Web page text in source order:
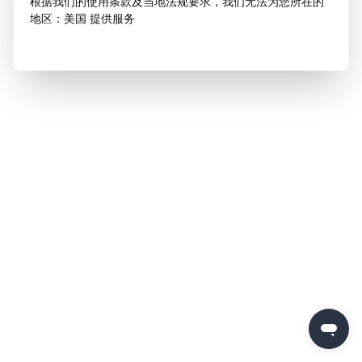
地区：美国 提供服务